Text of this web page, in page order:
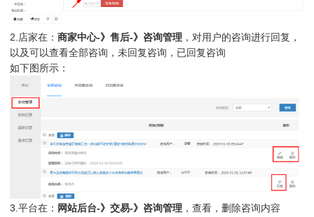
2.店家在：商家中心-》售后-》咨询管理 ，对用户的咨询进行回复，
以及可以查看全部咨询，未回复咨询，已回复咨询
如下图所示：
3.平台在： 网站后台-》交易-》咨询管理 ，查看，删除咨询内容